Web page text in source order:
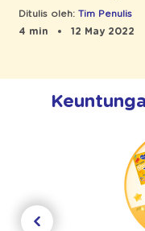
Ditulis oleh: Tim Penulis
4 min
12 May 2022